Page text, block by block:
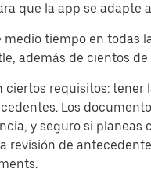
que la app se adapte
tiempo en todas
además de cientos
ciertos requisitos:
Los
y seguro si
de